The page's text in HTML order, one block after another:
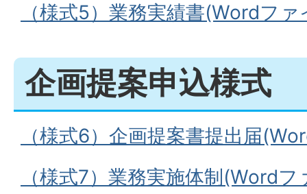
（様式5）業務実績書(Wordフ
企画提案申込様式
（様式6）企画提案書提出届
（様式7）業務実施体制(Word